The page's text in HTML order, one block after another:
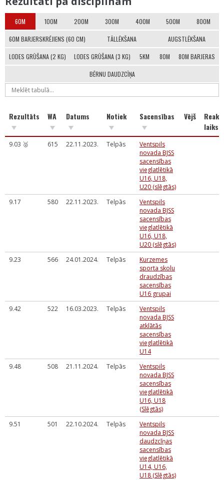
60M 100M 200M 300M 400M 500M 800M
60M BARJERSKRĒJIENS (60 CM) TĀLLĒKŠANA AUGSTLĒKŠANA
LODES GRŪŠANA (2 KG) LODES GRŪŠANA (3 KG) 5KM 80M 80M BARJERAS
BĒRNU DAUDZCĪŅA
Rezultāts WA Datums Notiek Sacensības Vējš
laiks
9.03 🥈 615 22.11.2023. Telpās
Ventspils
novada BJSS
sacensības
vieglatlētikā
U16, U18,
U20 (slēgtās)
9.17
580 22.11.2023. Telpās
Ventspils
novada BJSS
sacensības
vieglatlētikā
U16, U18,
U20 (slēgtās)
9.23
566 24.01.2024. Telpās
Kurzemes
sporta skolu
draudzības
sacensības
U16 grupai
9.42
522 16.03.2023. Telpās
Ventspils
novada BJSS
atklātās
sacensības
vieglatlētikā
U14
9.48
508 21.11.2024. Telpās
Ventspils
novada BJSS
sacensības
vieglatlētikā
U16, U18
(Slēgtās)
9.51
501 22.10.2024. Telpās
Ventspils
novada BJSS
daudzcīņas
sacensības
vieglatlētikā
U14, U16,
U18 (Slēgtās)